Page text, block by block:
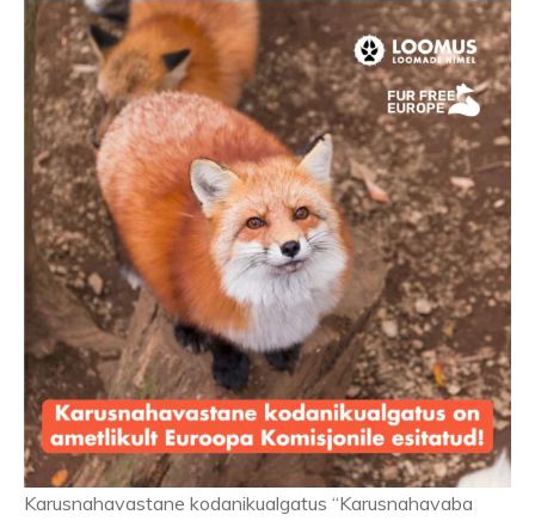
Karusnahavastane kodanikualgatus “Karusnahavaba